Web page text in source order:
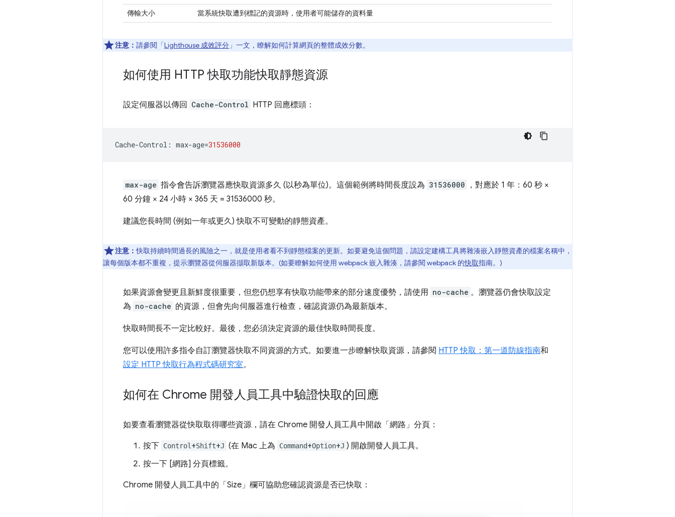
傳輸大小
當系統快取遭到標記的資源時，使用者可能儲存的資料量
注意： 請參閱「Lighthouse 成效評分 」一文，瞭解如何計算網頁的整體成效分數。
如何使用 HTTP 快取功能快取靜態資源
設定伺服器以傳回 Cache-Control HTTP 回應標頭：
Cache-Control : max-age=31536000
max-age 指令會告訴瀏覽器應快取資源多久 (以秒為單位)。這個範例將時間長度設為 31536000
，對應於 1 年：60 秒 ×
60 分鐘 × 24 小時 × 365 天 = 31536000 秒。
建議您長時間 (例如一年或更久) 快取不可變動的靜態資產。
注意：快取持續時間過長的風險之一，就是使用者看不到靜態檔案的更新。如要避免這個問題，請設定建構工具將雜湊嵌入靜態資產的檔案名稱中，
讓每個版本都不重複，提示瀏覽器從伺服器擷取新版本。(如要瞭解如何使用 webpack 嵌入雜湊，請參閱 webpack 的快取指南。)
如果資源會變更且新鮮度很重要，但您仍想享有快取功能帶來的部分速度優勢，請使用 no-cache 。瀏覽器仍會快取設定
為 no-cache 的資源，但會先向伺服器進行檢查，確認資源仍為最新版本。
快取時間長不一定比較好。最後，您必須決定資源的最佳快取時間長度。
您可以使用許多指令自訂瀏覽器快取不同資源的方式。如要進一步瞭解快取資源，請參閱 HTTP 快取：第一道防線指南和
設定 HTTP 快取行為程式碼研究室。
如何在 Chrome 開發人員工具中驗證快取的回應
如要查看瀏覽器從快取取得哪些資源，請在 Chrome 開發人員工具中開啟「網路」 分頁：
按下 Control +Shift+J (在 Mac 上為 Command+Option+J ) 開啟開發人員工具。
按一下 [網路] 分頁標籤。
Chrome 開發人員工具中的「Size」 欄可協助您確認資源是否已快取：